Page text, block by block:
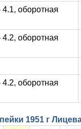
оборотная
оборотная
оборотная
1951 г